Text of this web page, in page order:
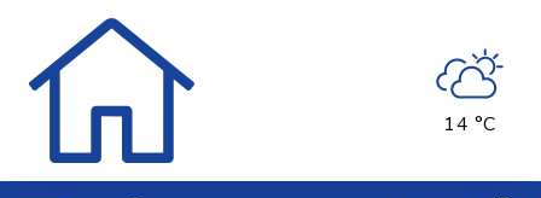
14 °C